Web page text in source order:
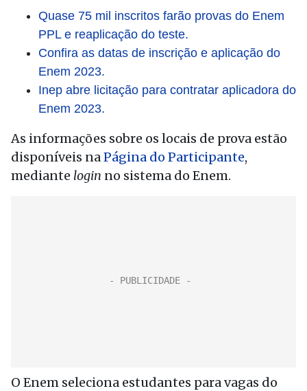
Quase 75 mil inscritos farão provas do Enem
PPL e reaplicação do teste.
Confira as datas de inscrição e aplicação do
Enem 2023.
Inep abre licitação para contratar aplicadora do
Enem 2023.
As informações sobre os locais de prova estão
disponíveis naPágina do Participante,
mediante login no sistema do Enem.
O Enem seleciona estudantes para vagas do